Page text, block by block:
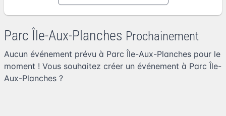
Parc Île-Aux-Planches Prochainement
Aucun événement prévu à Parc Île-Aux-Planches pour le
moment ! Vous souhaitez créer un événement à Parc Île-
Aux-Planches ?